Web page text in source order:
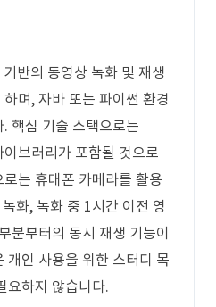
반의 동영상 녹화 및 재생
며, 자바 또는 파이썬 환경
핵심 기술 스택으로는
브러리가 포함될 것으로
는 휴대폰 카메라를 활용
화, 녹화 중 1시간 이전 영
분부터의 동시 재생 기능이
개인 사용을 위한 스터디 목
요하지 않습니다.